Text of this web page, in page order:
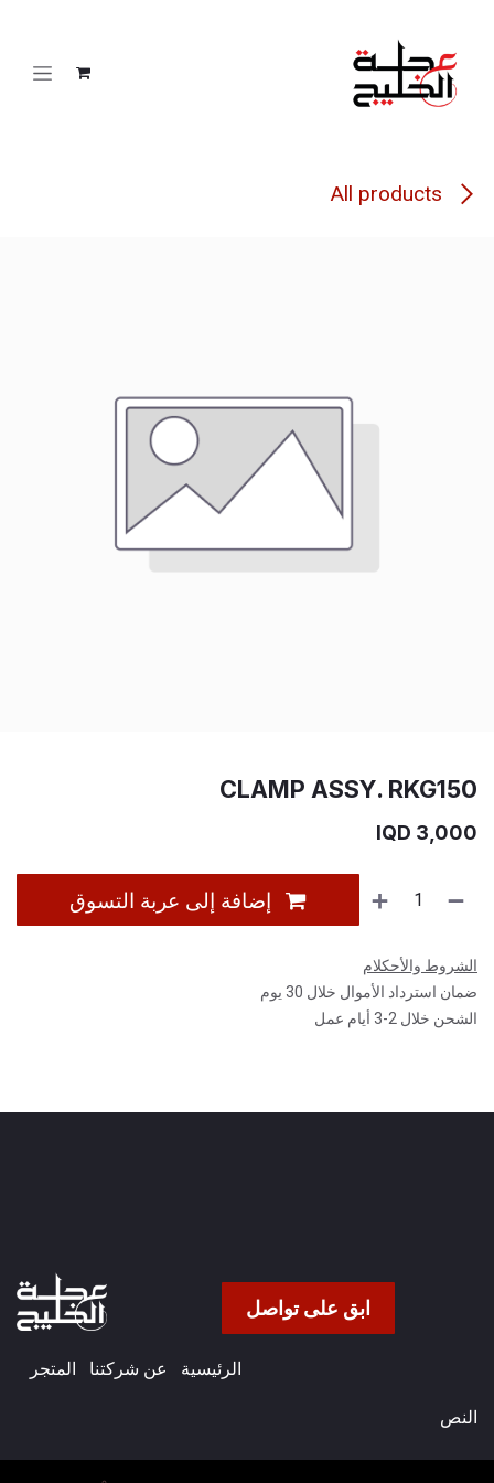
All products
CLAMP ASSY. RKG150
3,000
إضافة إلى عربة التسوق
الشروط والأحكلام
ضمان استرداد الأموال خلال 30 يوم
الشحن خلال 2-3 أيام عمل
ابق على تواصل
الرئيسية عن شركتنا​ المتجر
النص